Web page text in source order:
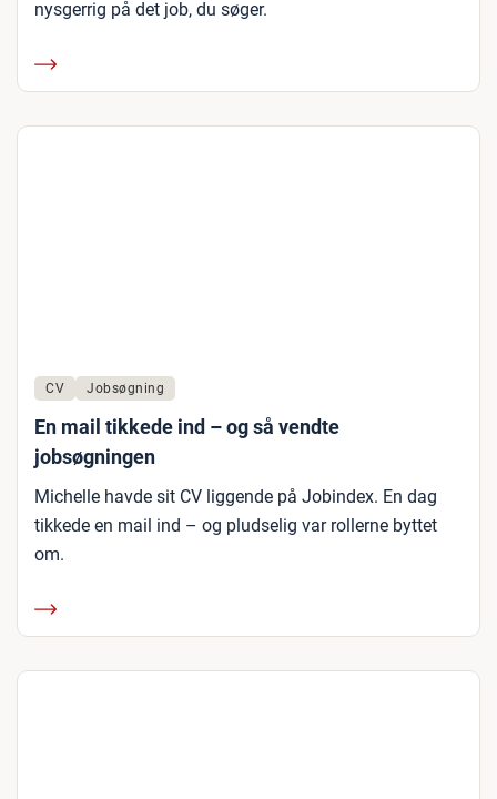
nysgerrig på det job, du søger.
CV Jobsøgning
En mail tikkede ind – og så vendte
jobsøgningen
Michelle havde sit CV liggende på Jobindex. En dag
tikkede en mail ind – og pludselig var rollerne byttet
om.